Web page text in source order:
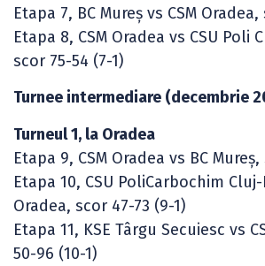
Etapa 7, BC Mureș vs CSM
Etapa 8, CSM Oradea vs CSU Poli
scor 75-54 (7-1)
Turnee intermediare (decembrie
Turneul 1, la Oradea
Etapa 9, CSM Oradea vs BC
Etapa 10, CSU PoliCarbochim
Oradea, scor 47-73 (9-1)
Etapa 11, KSE Târgu Secuiesc vs
50-96 (10-1)